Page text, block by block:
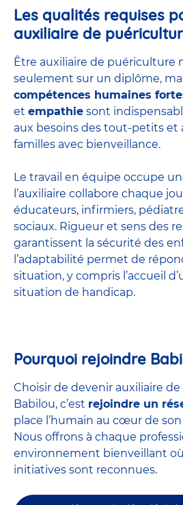
Les qualités requises
auxiliaire de
Être auxiliaire de puériculture
seulement sur un diplôme,
compétences humaines
et empathie sont
aux besoins des tout-petits et
familles avec bienveillance.
Le travail en équipe occupe
l’auxiliaire collabore chaque
éducateurs, infirmiers,
sociaux. Rigueur et sens des
garantissent la sécurité des
l’adaptabilité permet de
situation, y compris l’accueil
situation de handicap.
Pourquoi rejoindre
Choisir de devenir auxiliaire
Babilou, c’est rejoindre un
place l’humain au cœur de
Nous offrons à chaque
environnement bienveillant
initiatives sont reconnues.